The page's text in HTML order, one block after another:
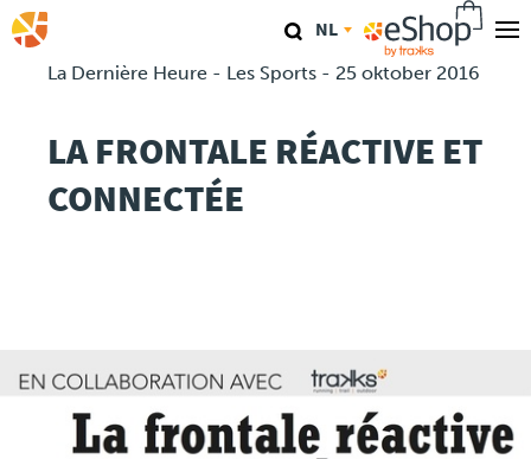
Overslaan
en
TraKKs Lab
Coaching
NL
La Dernière Heure - Les Sports - 25 oktober 2016
LA FRONTALE RÉACTIVE ET
CONNECTÉE